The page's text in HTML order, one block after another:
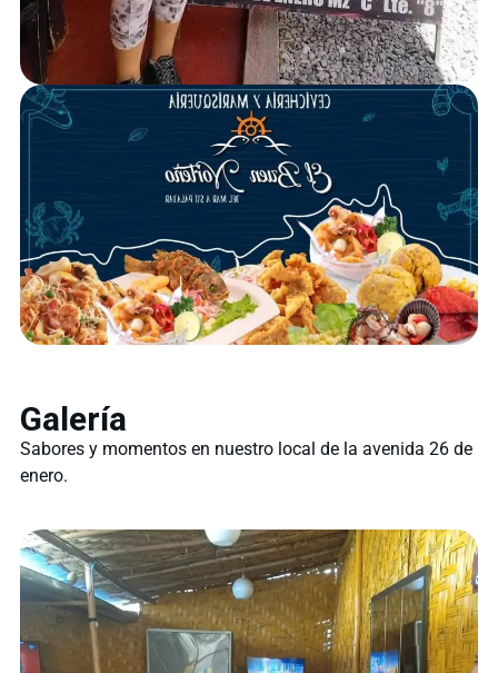
Galería
Sabores y momentos en nuestro local de la avenida 26 de
enero.